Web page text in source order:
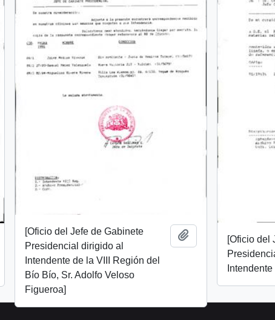
al portapapeles
[Oficio del Jefe de Gabinete
Presidencial dirigido al
Intendente de la VIII Región del
Bío Bío, Sr. Adolfo Veloso
Figueroa]
Añadir al[Oficio del